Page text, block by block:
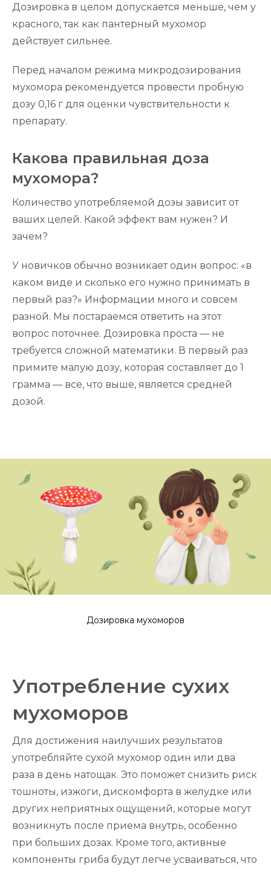
Дозировка в целом допускается меньше, чем у
красного, так как пантерный мухомор
действует сильнее.
Перед началом режима микродозирования
мухомора рекомендуется провести пробную
дозу 0,16 г для оценки чувствительности к
препарату.
Какова правильная доза
мухомора?
Количество употребляемой дозы зависит от
ваших целей. Какой эффект вам нужен? И
зачем?
У новичков обычно возникает один вопрос: «в
каком виде и сколько его нужно принимать в
первый раз?» Информации много и совсем
разной. Мы постараемся ответить на этот
вопрос поточнее. Дозировка проста — не
требуется сложной математики. В первый раз
примите малую дозу, которая составляет до 1
грамма — все, что выше, является средней
дозой.
Дозировка мухоморов
Употребление сухих
мухоморов
Для достижения наилучших результатов
употребляйте сухой мухомор один или два
раза в день натощак. Это поможет снизить риск
тошноты, изжоги, дискомфорта в желудке или
других неприятных ощущений, которые могут
возникнуть после приема внутрь, особенно
при больших дозах. Кроме того, активные
компоненты гриба будут легче усваиваться, что